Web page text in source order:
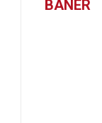
BANER